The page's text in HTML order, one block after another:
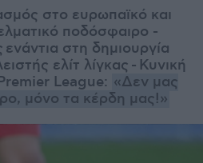
στο ευρωπαϊκό και
ποδόσφαιρο -
ενάντια στη δημιουργία
ελίτ λίγκας - Κυνική
League: «Δεν μας
μόνο τα κέρδη μας!»